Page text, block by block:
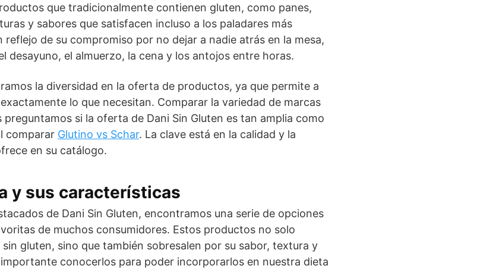
que tradicionalmente contienen gluten, como panes,
y sabores que satisfacen incluso a los paladares más
reflejo de su compromiso por no dejar a nadie atrás en la mesa,
desayuno, el almuerzo, la cena y los antojos entre horas.
la diversidad en la oferta de productos, ya que permite a
lo que necesitan. Comparar la variedad de marcas
preguntamos si la oferta de Dani Sin Gluten es tan amplia como
comparar Glutino vs Schar. La clave está en la calidad y la
en su catálogo.
y sus características
de Dani Sin Gluten, encontramos una serie de opciones
de muchos consumidores. Estos productos no solo
gluten, sino que también sobresalen por su sabor, textura y
conocerlos para poder incorporarlos en nuestra dieta